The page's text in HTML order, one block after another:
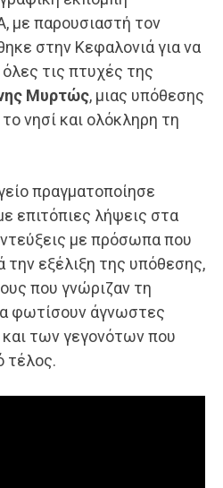
με παρουσιαστή τον
στην Κεφαλονιά για να
τις πτυχές της
Μυρτώς, μιας υπόθεσης
νησί και ολόκληρη τη
πραγματοποίησε
επιτόπιες λήψεις στα
με πρόσωπα που
εξέλιξη της υπόθεσης,
που γνώριζαν τη
φωτίσουν άγνωστες
των γεγονότων που
τέλος.